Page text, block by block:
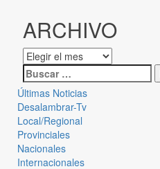
ARCHIVO
Últimas Noticias
Desalambrar-Tv
Local/Regional
Provinciales
Nacionales
Internacionales